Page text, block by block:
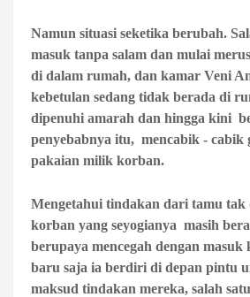
Namun situasi seketika berubah.
masuk tanpa salam dan mulai
di dalam rumah, dan kamar Veni
kebetulan sedang tidak berada di
dipenuhi amarah dan hingga kini
penyebabnya itu, mencabik - cabik
pakaian milik korban.
Mengetahui tindakan dari tamu tak
korban yang seyogianya masih
berupaya mencegah dengan masuk
baru saja ia berdiri di depan pintu
maksud tindakan mereka, salah